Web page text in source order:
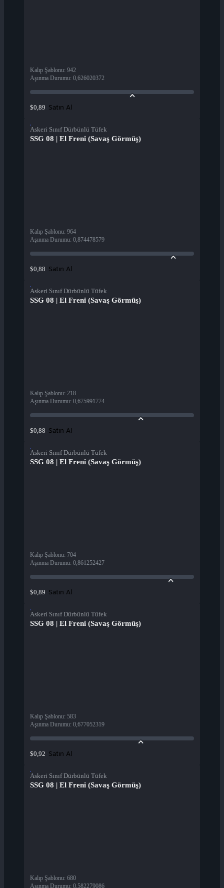
Kalıp Şablonu: 942
Aşınma Durumu: 0,626020372
$0,89 Satın Al
Askeri Sınıf Dürbünlü Tüfek
SSG 08 | El Freni (Savaş Görmüş)
Kalıp Şablonu: 964
Aşınma Durumu: 0,874478579
$0,88 Satın Al
Askeri Sınıf Dürbünlü Tüfek
SSG 08 | El Freni (Savaş Görmüş)
Kalıp Şablonu: 218
Aşınma Durumu: 0,675991774
$0,88 Satın Al
Askeri Sınıf Dürbünlü Tüfek
SSG 08 | El Freni (Savaş Görmüş)
Kalıp Şablonu: 704
Aşınma Durumu: 0,861252427
$0,89 Satın Al
Askeri Sınıf Dürbünlü Tüfek
SSG 08 | El Freni (Savaş Görmüş)
Kalıp Şablonu: 583
Aşınma Durumu: 0,677052319
$0,92 Satın Al
Askeri Sınıf Dürbünlü Tüfek
SSG 08 | El Freni (Savaş Görmüş)
Kalıp Şablonu: 680
Aşınma Durumu: 0,582279086